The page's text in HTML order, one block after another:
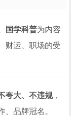
国学科普为内容
财运、职场的受
夸大、不违规，
、品牌冠名。